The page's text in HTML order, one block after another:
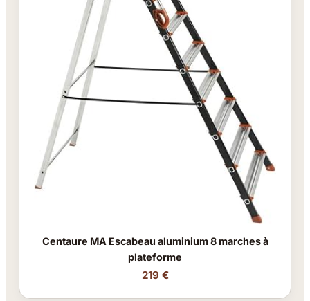
Centaure MA Escabeau aluminium 8 marches à
plateforme
219 €